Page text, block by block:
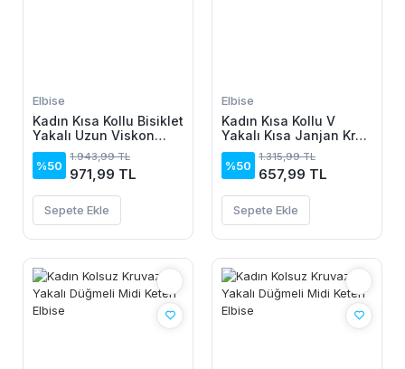
Elbise
Kadın Kısa Kollu Bisiklet
Yakalı Uzun Viskon
Elbise
%50
1.943,99 TL
971,99 TL
Sepete Ekle
Elbise
Kadın Kısa Kollu V
Yakalı Kısa Janjan Krep
Elbise
%50
1.315,99 TL
657,99 TL
Sepete Ekle